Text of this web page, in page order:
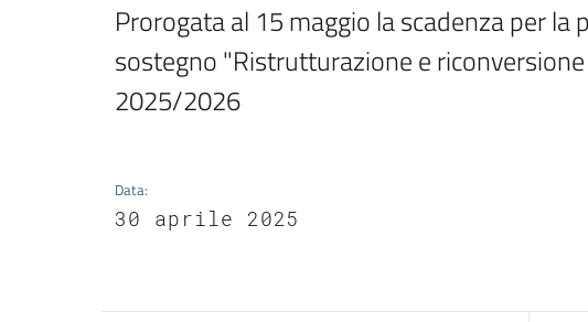
Prorogata al 15 maggio la scadenza per
sostegno "Ristrutturazione e
2025/2026
Data:
30 aprile 2025